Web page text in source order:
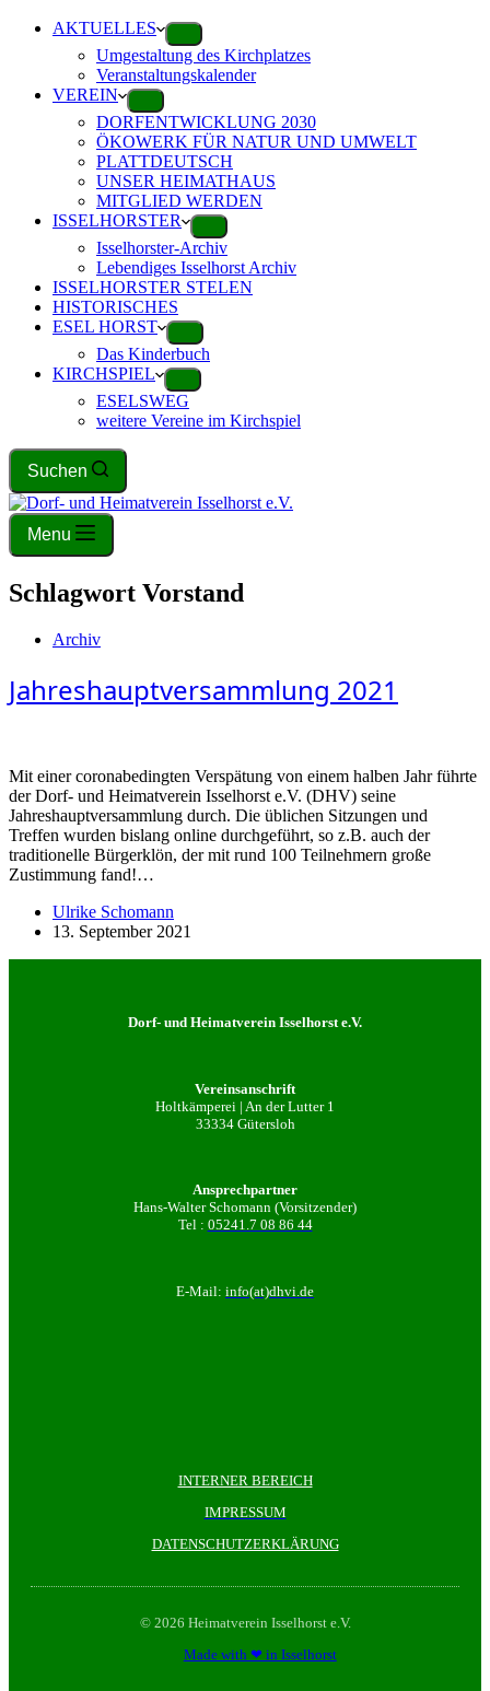
AKTUELLES
Umgestaltung des Kirchplatzes
Veranstaltungskalender
VEREIN
DORFENTWICKLUNG 2030
ÖKOWERK FÜR NATUR UND UMWELT
PLATTDEUTSCH
UNSER HEIMATHAUS
MITGLIED WERDEN
ISSELHORSTER
Isselhorster-Archiv
Lebendiges Isselhorst Archiv
ISSELHORSTER STELEN
HISTORISCHES
ESEL HORST
Das Kinderbuch
KIRCHSPIEL
ESELSWEG
weitere Vereine im Kirchspiel
Suchen
Menu
Schlagwort Vorstand
Archiv
Jahreshauptversammlung 2021
Mit einer coronabedingten Verspätung von einem halben Jahr führte
der Dorf- und Heimatverein Isselhorst e.V. (DHV) seine
Jahreshauptversammlung durch. Die üblichen Sitzungen und
Treffen wurden bislang online durchgeführt, so z.B. auch der
traditionelle Bürgerklön, der mit rund 100 Teilnehmern große
Zustimmung fand!…
Ulrike Schomann
13. September 2021
Dorf- und Heimatverein Isselhorst e.V.
Vereinsanschrift
Holtkämperei | An der Lutter 1
33334 Gütersloh
Ansprechpartner
Hans-Walter Schomann (Vorsitzender)
Tel : 05241.7 08 86 44
E-Mail: info(at)dhvi.de
INTERNER BEREICH
IMPRESSUM
DATENSCHUTZERKLÄRUNG
© 2026 Heimatverein Isselhorst e.V.
Made with ❤ in Isselhorst